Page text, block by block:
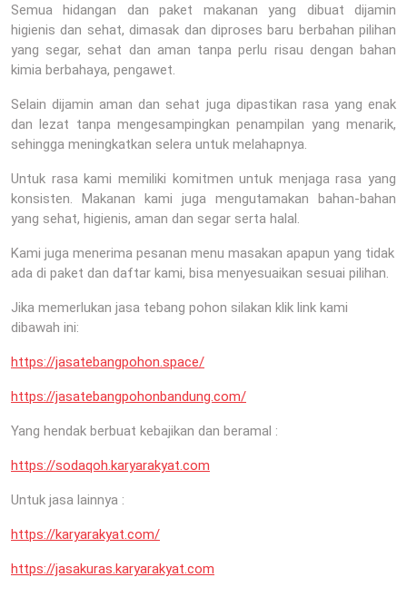
Semua hidangan dan paket makanan yang dibuat dijamin
higienis dan sehat, dimasak dan diproses baru berbahan pilihan
yang segar, sehat dan aman tanpa perlu risau dengan bahan
kimia berbahaya, pengawet.
Selain dijamin aman dan sehat juga dipastikan rasa yang enak
dan lezat tanpa mengesampingkan penampilan yang menarik,
sehingga meningkatkan selera untuk melahapnya.
Untuk rasa kami memiliki komitmen untuk menjaga rasa yang
konsisten. Makanan kami juga mengutamakan bahan-bahan
yang sehat, higienis, aman dan segar serta halal.
Kami juga menerima pesanan menu masakan apapun yang tidak
ada di paket dan daftar kami, bisa menyesuaikan sesuai pilihan.
Jika memerlukan jasa tebang pohon silakan klik link kami
dibawah ini:
https://jasatebangpohon.space/
https://jasatebangpohonbandung.com/
Yang hendak berbuat kebajikan dan beramal :
https://sodaqoh.karyarakyat.com
Untuk jasa lainnya :
https://karyarakyat.com/
https://jasakuras.karyarakyat.com